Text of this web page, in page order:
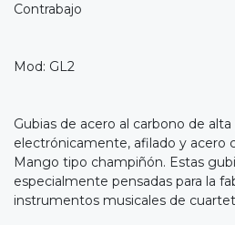
Contrabajo
Mod: GL2
Gubias de acero al carbono de
electrónicamente, afilado y acero
Mango tipo champiñón. Estas
especialmente pensadas para la
instrumentos musicales de